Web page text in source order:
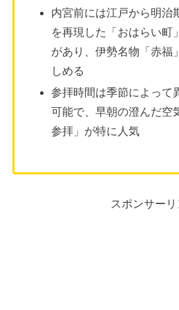
内宮前には江戸から明治
を再現した「おはらい町
があり、伊勢名物「赤福
しめる
参拝時間は季節によって
可能で、早朝の澄んだ空
参拝」が特に人気
スポンサーリ